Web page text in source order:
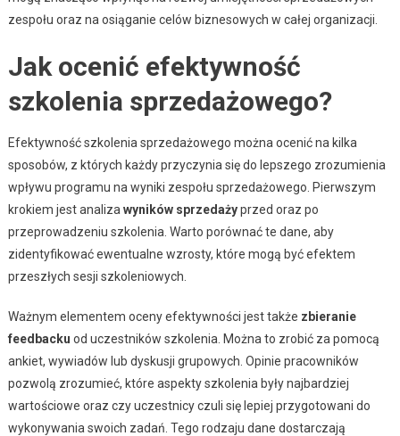
zespołu oraz na osiąganie celów biznesowych w całej organizacji.
Jak ocenić efektywność
szkolenia sprzedażowego?
Efektywność szkolenia sprzedażowego można ocenić na kilka
sposobów, z których każdy przyczynia się do lepszego zrozumienia
wpływu programu na wyniki zespołu sprzedażowego. Pierwszym
krokiem jest analiza wyników sprzedażyprzed oraz po
przeprowadzeniu szkolenia. Warto porównać te dane, aby
zidentyfikować ewentualne wzrosty, które mogą być efektem
przeszłych sesji szkoleniowych.
Ważnym elementem oceny efektywności jest także zbieranie
feedbacku od uczestników szkolenia. Można to zrobić za pomocą
ankiet, wywiadów lub dyskusji grupowych. Opinie pracowników
pozwolą zrozumieć, które aspekty szkolenia były najbardziej
wartościowe oraz czy uczestnicy czuli się lepiej przygotowani do
wykonywania swoich zadań. Tego rodzaju dane dostarczają